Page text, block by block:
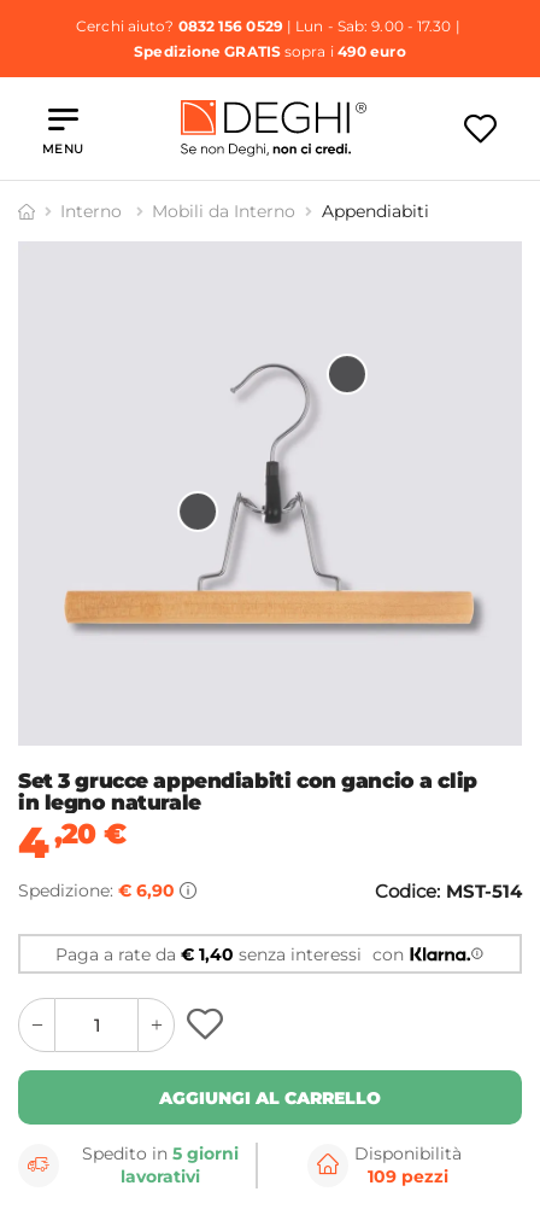
Cerchi aiuto? 0832 156 0529| Lun - Sab: 9.00 - 17.30 |
Spedizione GRATISsopra i 490 euro
MENU
Interno Mobili da Interno Appendiabiti
Set 3 grucce appendiabiti con gancio a clip
in legno naturale
4,20 €
Spedizione: € 6,90 Codice: MST-514
Paga a rate da€ 1,40 senza interessi con
quantity
button
quantity
minus
button
AGGIUNGI AL CARRELLO
Spedito in5 giorni
lavorativi
Disponibilità
109 pezzi